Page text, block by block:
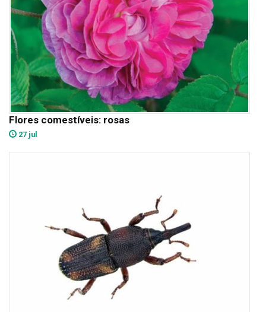
Flores comestíveis: rosas
27 jul